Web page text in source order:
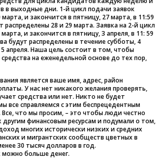
в выходные дни. 1-й цикл подачи заявок
и закончится в пятницу, 27 марта, в 11:59
распределены 28 и 29 марта. Заявка на 2-й цикл
и закончится в пятницу, 3 апреля, в 11: 59
будут распределены в течение субботы, 4
5 апреля. Наша цель состоит в том, чтобы
на еженедельной основе до тех пор,
является ваше имя, адрес, район
У нас нет никакого желания проверять,
средства или нет. Никто не будет
все справляемся с этим беспрецедентным
что мы просим, – это чтобы люди честно
другим финансовым ресурсам и подумали о том,
многих исторически низких и средних
и мигрантских сообществ цветных в
30 тысяч долларов в год.
больше денег.